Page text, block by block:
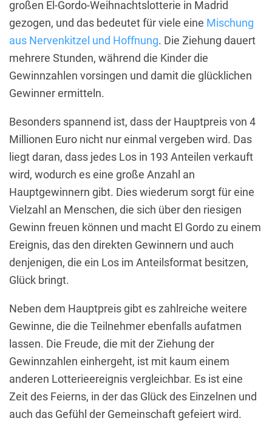
großen El-Gordo-Weihnachtslotterie in Madrid
gezogen, und das bedeutet für viele eine Mischung
aus Nervenkitzel und Hoffnung. Die Ziehung dauert
mehrere Stunden, während die Kinder die
Gewinnzahlen vorsingen und damit die glücklichen
Gewinner ermitteln.
Besonders spannend ist, dass der Hauptpreis von 4
Millionen Euro nicht nur einmal vergeben wird. Das
liegt daran, dass jedes Los in 193 Anteilen verkauft
wird, wodurch es eine große Anzahl an
Hauptgewinnern gibt. Dies wiederum sorgt für eine
Vielzahl an Menschen, die sich über den riesigen
Gewinn freuen können und macht El Gordo zu einem
Ereignis, das den direkten Gewinnern und auch
denjenigen, die ein Los im Anteilsformat besitzen,
Glück bringt.
Neben dem Hauptpreis gibt es zahlreiche weitere
Gewinne, die die Teilnehmer ebenfalls aufatmen
lassen. Die Freude, die mit der Ziehung der
Gewinnzahlen einhergeht, ist mit kaum einem
anderen Lotterieereignis vergleichbar. Es ist eine
Zeit des Feierns, in der das Glück des Einzelnen und
auch das Gefühl der Gemeinschaft gefeiert wird.